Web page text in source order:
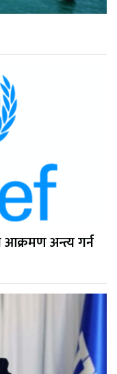
अन्त्य गर्न